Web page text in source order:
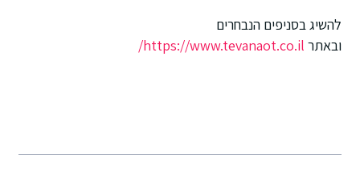
להשיג בסניפים הנבחרים
ובאתרhttps://www.tevanaot.co.il/